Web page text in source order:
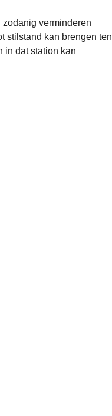
verminderen
stilstand kan brengen ten
in dat station kan